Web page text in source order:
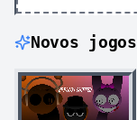
Novos jogos